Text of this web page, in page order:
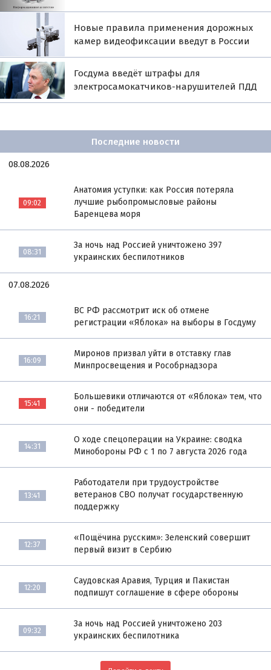
Новые правила применения дорожных
камер видеофиксации введут в России
Госдума введёт штрафы для
электросамокатчиков-нарушителей ПДД
Последние новости
08.08.2026
09:02
Анатомия уступки: как Россия потеряла
лучшие рыбопромысловые районы
Баренцева моря
08:31
За ночь над Россией уничтожено 397
украинских беспилотников
07.08.2026
16:21
ВС РФ рассмотрит иск об отмене
регистрации «Яблока» на выборы в Госдуму
16:09
Миронов призвал уйти в отставку глав
Минпросвещения и Рособрнадзора
15:41
Большевики отличаются от «Яблока» тем, что
они - победители
14:31
О ходе спецоперации на Украине: сводка
Минобороны РФ с 1 по 7 августа 2026 года
13:41
Работодатели при трудоустройстве
ветеранов СВО получат государственную
поддержку
12:37
«Пощёчина русским»: Зеленский совершит
первый визит в Сербию
12:20
Саудовская Аравия, Турция и Пакистан
подпишут соглашение в сфере обороны
09:32
За ночь над Россией уничтожено 203
украинских беспилотника